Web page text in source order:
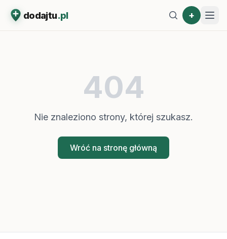
dodajtu.pl +
404
Nie znaleziono strony, której szukasz.
Wróć na stronę główną